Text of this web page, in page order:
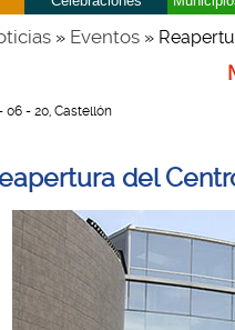
» Eventos»
06 - 20, Castellón
del